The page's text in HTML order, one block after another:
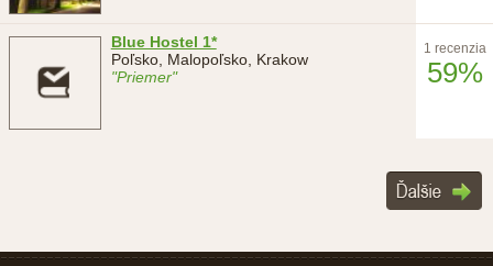
Blue Hostel 1*
Poľsko, Malopoľsko, Krakow
"Priemer"
1 recenzia
59%